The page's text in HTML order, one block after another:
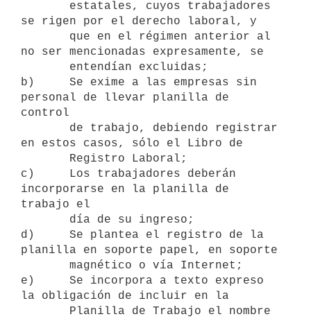
se rigen por el derecho laboral, y
no ser mencionadas expresamente, se
b)     Se exime a las empresas sin
personal de llevar planilla de
control
en estos casos, sólo el Libro de
c)     Los trabajadores deberán
incorporarse en la planilla de
trabajo el
d)     Se plantea el registro de la
planilla en soporte papel, en soporte
e)     Se incorpora a texto expreso
la obligación de incluir en la